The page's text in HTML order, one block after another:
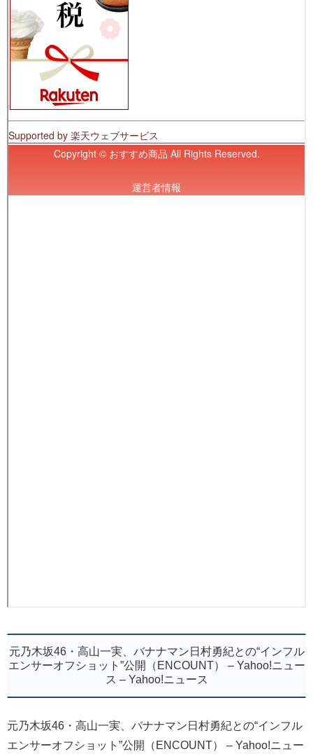
元乃木坂46・高山一実、バナナマン日村勇紀との“インフル
エンサーオフショット”公開（ENCOUNT） – Yahoo!ニュー
ス – Yahoo!ニュース
元乃木坂46・高山一実、バナナマン日村勇紀との“インフル
エンサーオフショット”公開（ENCOUNT） – Yahoo!ニュー